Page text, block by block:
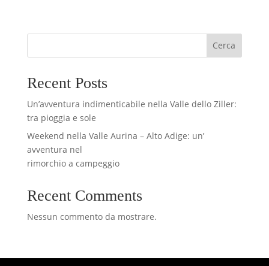
Cerca
Recent Posts
Un’avventura indimenticabile nella Valle dello Ziller:
tra pioggia e sole
Weekend nella Valle Aurina – Alto Adige: un’
avventura nel
rimorchio a campeggio
Recent Comments
Nessun commento da mostrare.